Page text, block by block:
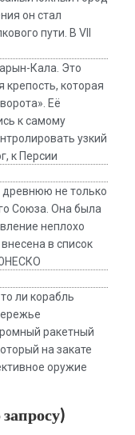
он стал
пути. В VII
Кала. Это
крепость, которая
Её
к самому
узкий
к Персии
не только
Союза. Она была
неплохо
в список
ли корабль
ракетный
на закате
оружие